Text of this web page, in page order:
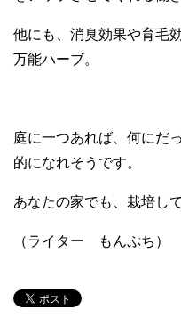
他にも、消臭効果や育毛
万能ハーブ。
庭に一つあれば、何にだ
的になれそうです。
あなたの家でも、栽培し
（ライター もんぷち）